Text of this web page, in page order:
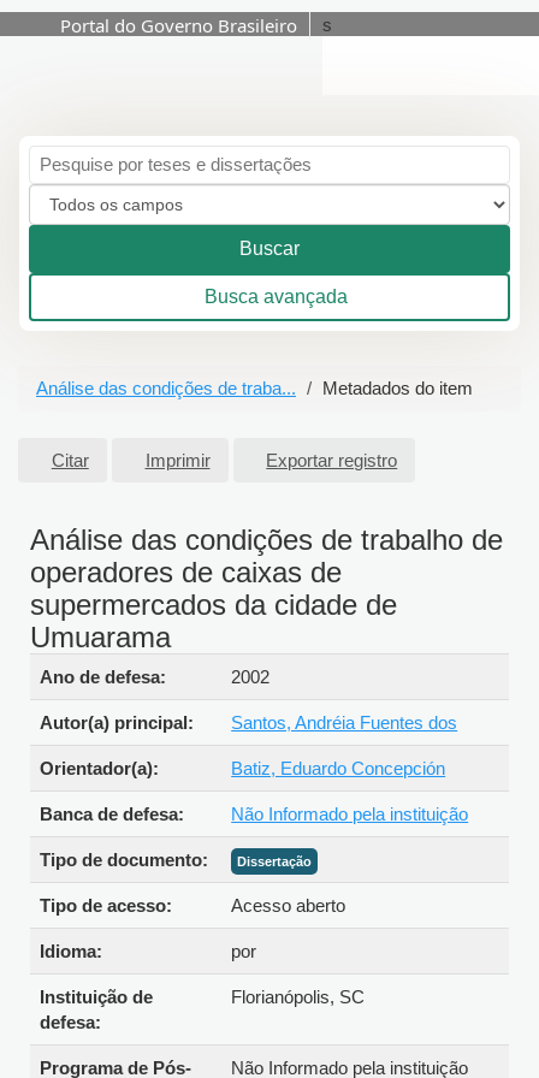
Portal do Governo Brasileiro
s
Buscar
Busca avançada
Análise das condições de traba... Metadados do item
Citar Imprimir Exportar registro
Análise das condições de trabalho de
operadores de caixas de
supermercados da cidade de
Umuarama
Detalhes bibliográficos
Ano de defesa: 2002
Autor(a) principal: Santos, Andréia Fuentes dos
Orientador(a): Batiz, Eduardo Concepción
Banca de defesa: Não Informado pela instituição
Tipo de documento: Dissertação
Tipo de acesso: Acesso aberto
Idioma: por
Instituição de
defesa:
Florianópolis, SC
Programa de Pós- Não Informado pela instituição